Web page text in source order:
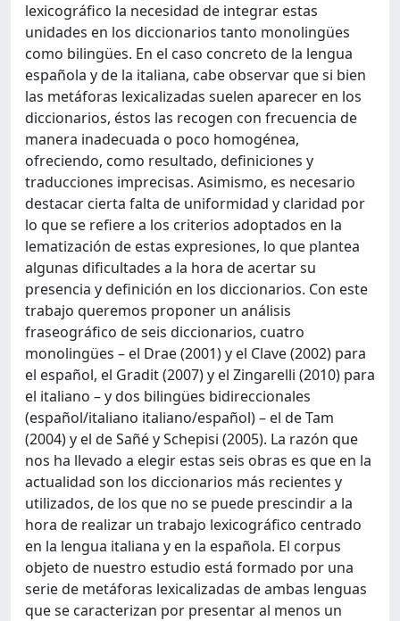
lexicográfico la necesidad de integrar estas
unidades en los diccionarios tanto monolingües
como bilingües. En el caso concreto de la lengua
española y de la italiana, cabe observar que si bien
las metáforas lexicalizadas suelen aparecer en los
diccionarios, éstos las recogen con frecuencia de
manera inadecuada o poco homogénea,
ofreciendo, como resultado, definiciones y
traducciones imprecisas. Asimismo, es necesario
destacar cierta falta de uniformidad y claridad por
lo que se refiere a los criterios adoptados en la
lematización de estas expresiones, lo que plantea
algunas dificultades a la hora de acertar su
presencia y definición en los diccionarios. Con este
trabajo queremos proponer un análisis
fraseográfico de seis diccionarios, cuatro
monolingües – el Drae (2001) y el Clave (2002) para
el español, el Gradit (2007) y el Zingarelli (2010) para
el italiano – y dos bilingües bidireccionales
(español/italiano italiano/español) – el de Tam
(2004) y el de Sañé y Schepisi (2005). La razón que
nos ha llevado a elegir estas seis obras es que en la
actualidad son los diccionarios más recientes y
utilizados, de los que no se puede prescindir a la
hora de realizar un trabajo lexicográfico centrado
en la lengua italiana y en la española. El corpus
objeto de nuestro estudio está formado por una
serie de metáforas lexicalizadas de ambas lenguas
que se caracterizan por presentar al menos un